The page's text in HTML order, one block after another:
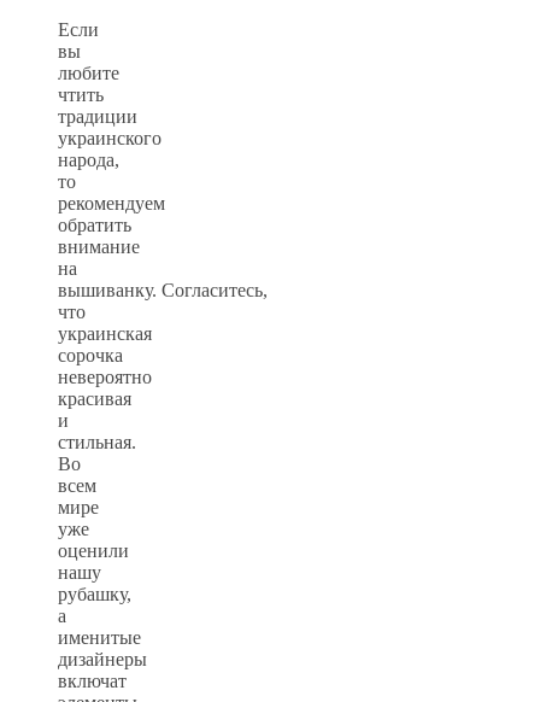
Если
вы
любите
чтить
традиции
украинского
народа,
то
рекомендуем
обратить
внимание
на
вышиванку. Согласитесь,
что
украинская
сорочка
невероятно
красивая
и
стильная.
Во
всем
мире
уже
оценили
нашу
рубашку,
а
именитые
дизайнеры
включат